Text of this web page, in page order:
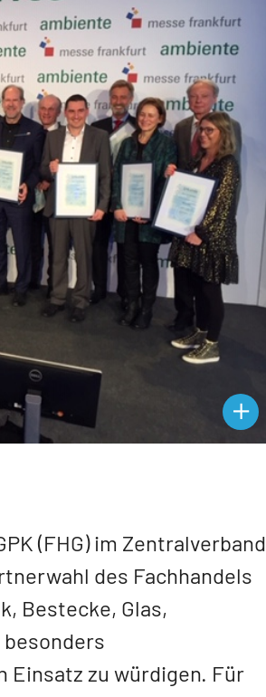
(FHG) im Zentralverband
des Fachhandels
Bestecke, Glas,
zu würdigen. Für